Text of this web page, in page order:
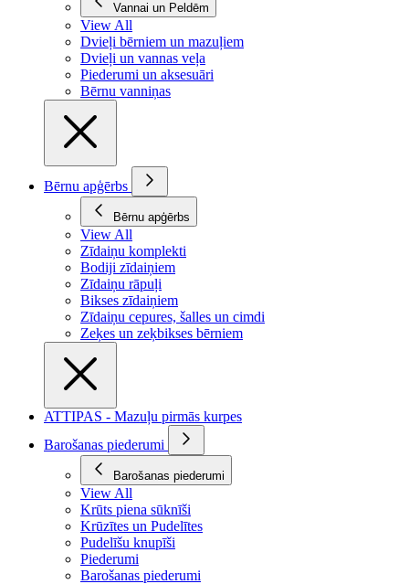
Vannai un Peldēm
View All
Dvieļi bērniem un mazuļiem
Dvieļi un vannas veļa
Piederumi un aksesuāri
Bērnu vanniņas
Bērnu apģērbs
Bērnu apģērbs
View All
Zīdaiņu komplekti
Bodiji zīdaiņiem
Zīdaiņu rāpuļi
Bikses zīdaiņiem
Zīdaiņu cepures, šalles un cimdi
Zeķes un zeķbikses bērniem
ATTIPAS - Mazuļu pirmās kurpes
Barošanas piederumi
Barošanas piederumi
View All
Krūts piena sūknīši
Krūzītes un Pudelītes
Pudelīšu knupīši
Piederumi
Barošanas piederumi